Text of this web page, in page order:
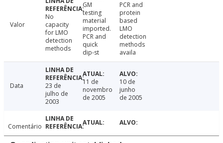
Valor
No
capacity
for LMO
detection
methods
GM
testing
material
imported.
PCR and
quick
dip-st
PCR and
protein
based
LMO
detection
methods
availa
Data
23 de
julho de
2003
11 de
novembro
de 2005
10 de
junho
de 2005
Comentário